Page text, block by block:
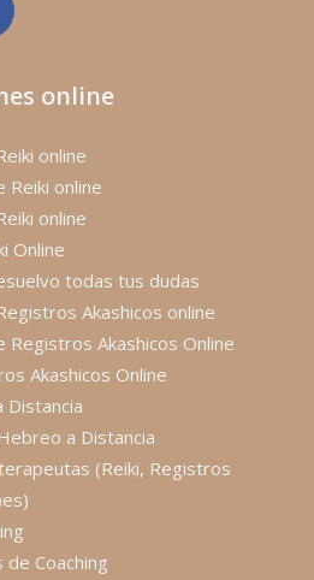
online
online
Reiki online
online
Online
todas tus dudas
Akashicos online
Registros Akashicos Online
Akashicos Online
Distancia
a Distancia
(Reiki, Registros
Coaching